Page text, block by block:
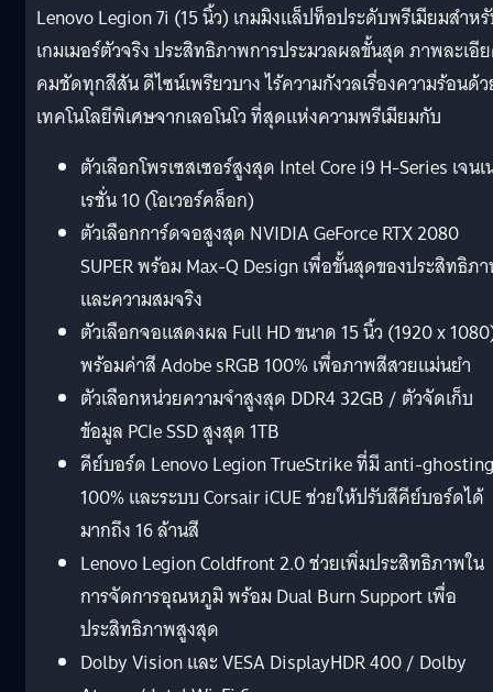
Lenovo Legion 7i (15 นิ้ว) เกมมิงแล็ปท็อประดับพรีเมียมสำห
เกมเมอร์ตัวจริง ประสิทธิภาพการประมวลผลขั้นสุด ภาพละเอี
คมชัดทุกสีสัน ดีไซน์เพรียวบาง ไร้ความกังวลเรื่องความร้อนด้
เทคโนโลยีพิเศษจากเลอโนโว ที่สุดแห่งความพรีเมียมกับ
ตัวเลือกโพรเซสเซอร์สูงสุด Intel Core i9 H-Series เจน
เรชั่น 10 (โอเวอร์คล็อก)
ตัวเลือกการ์ดจอสูงสุด NVIDIA GeForce RTX 2080
SUPER พร้อม Max-Q Design เพื่อขั้นสุดของประสิทธิภ
และความสมจริง
ตัวเลือกจอแสดงผล Full HD ขนาด 15 นิ้ว (1920 x
พร้อมค่าสี Adobe sRGB 100% เพื่อภาพสีสวยแม่นยำ
ตัวเลือกหน่วยความจำสูงสุด DDR4 32GB / ตัวจัดเก็บ
ข้อมูล PCIe SSD สูงสุด 1TB
คีย์บอร์ด Lenovo Legion TrueStrike ที่มี anti-ghosting
100% และระบบ Corsair iCUE ช่วยให้ปรับสีคีย์บอร์ดได้
มากถึง 16 ล้านสี
Lenovo Legion Coldfront 2.0 ช่วยเพิ่มประสิทธิภาพใน
การจัดการอุณหภูมิ พร้อม Dual Burn Support เพื่อ
ประสิทธิภาพสูงสุด
Dolby Vision และ VESA DisplayHDR 400 / Dolby